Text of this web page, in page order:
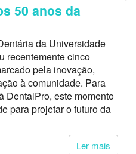
50 anos da
da Universidade
recentemente cinco
pela inovação,
à comunidade. Para
DentalPro, este momento
para projetar o futuro da
Ler mais